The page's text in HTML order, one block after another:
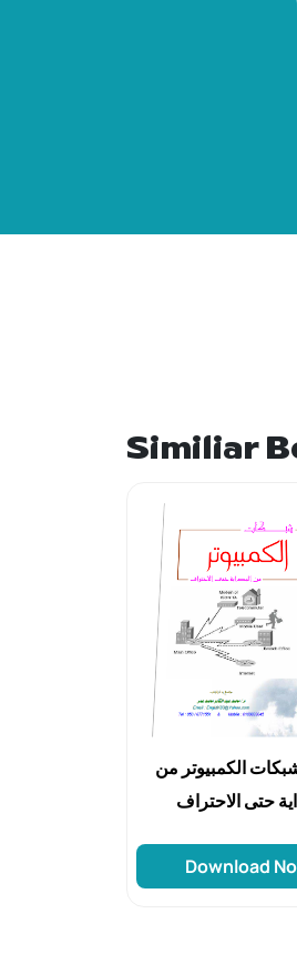
Similiar
الكمبيوتر من
حتى الاحتراف
Download